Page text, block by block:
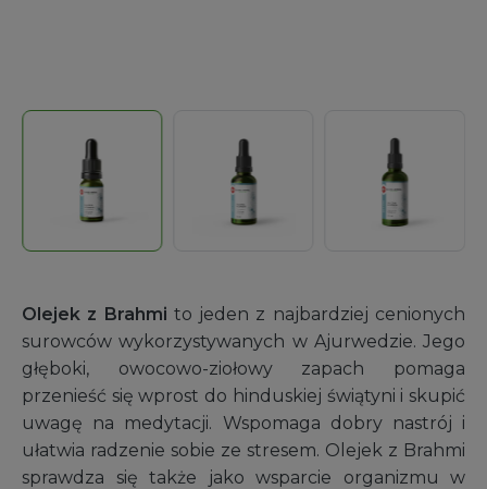
Olejek z Brahmi to jeden z najbardziej cenionych
surowców wykorzystywanych w Ajurwedzie. Jego
głęboki, owocowo-ziołowy zapach pomaga
przenieść się wprost do hinduskiej świątyni i skupić
uwagę na medytacji. Wspomaga dobry nastrój i
ułatwia radzenie sobie ze stresem. Olejek z Brahmi
sprawdza się także jako wsparcie organizmu w